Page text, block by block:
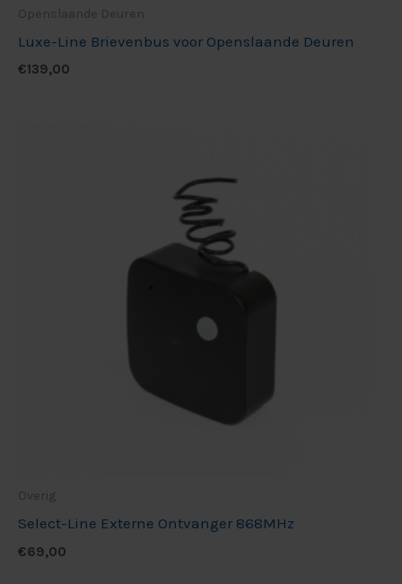
Openslaande Deuren
Luxe-Line Brievenbus voor Openslaande Deuren
€139,00
Overig
Select-Line Externe Ontvanger 868MHz
€69,00